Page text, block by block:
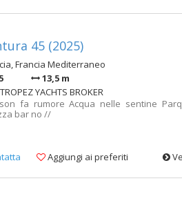
45 (2025)
Francia Mediterraneo
13,5 m
YACHTS BROKER
fa rumore Acqua nelle sentine
bar no //
Aggiungi ai preferiti